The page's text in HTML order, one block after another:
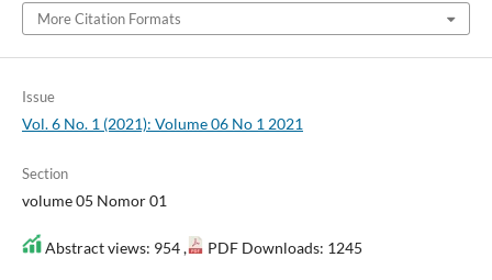
More Citation Formats
Issue
Vol. 6 No. 1 (2021): Volume 06 No 1 2021
Section
volume 05 Nomor 01
Abstract views: 954 , PDF Downloads: 1245